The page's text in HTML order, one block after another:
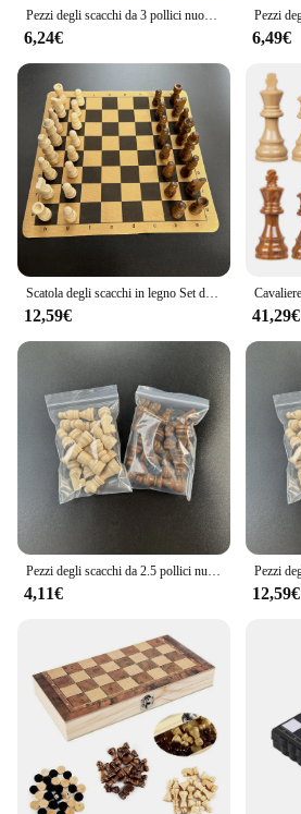
Pezzi degli scacchi da 3 pollici nuovi pezzi avanzati in legno massello Set 32 pezzi gioco di intrattenimento Puzzle da tavolo
6,24€ 6,49€
Scatola degli scacchi in legno Set di pezzi di scacchi da 2.5 pollici 32 pezzi gioco di Puzzle portatile da tavolo per l'intrattenimento
12,59€ 41,29€
4,11€ 12,59€